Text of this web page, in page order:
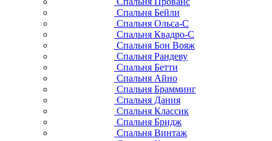
Спальня Бейли
Спальня Ольса-С
Спальня Квадро-С
Спальня Бон Вояж
Спальня Рандеву
Спальня Бетти
Спальня Айно
Спальня Брамминг
Спальня Дания
Спальня Классик
Спальня Бридж
Спальня Винтаж